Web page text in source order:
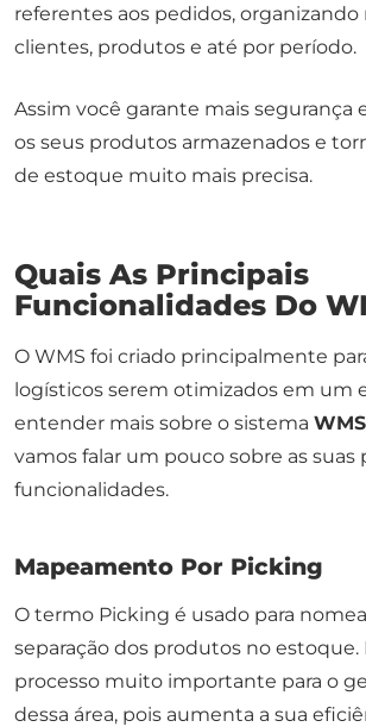
referentes aos pedidos, organizando
clientes, produtos e até por período.
Assim você garante mais segurança
os seus produtos armazenados e
de estoque muito mais precisa.
Quais As Principais
Funcionalidades Do
O WMS foi criado principalmente
logísticos serem otimizados em um
entender mais sobre o sistema
vamos falar um pouco sobre as suas
funcionalidades.
Mapeamento Por Picking
O termo Picking é usado para
separação dos produtos no estoque.
processo muito importante para o
dessa área, pois aumenta a sua